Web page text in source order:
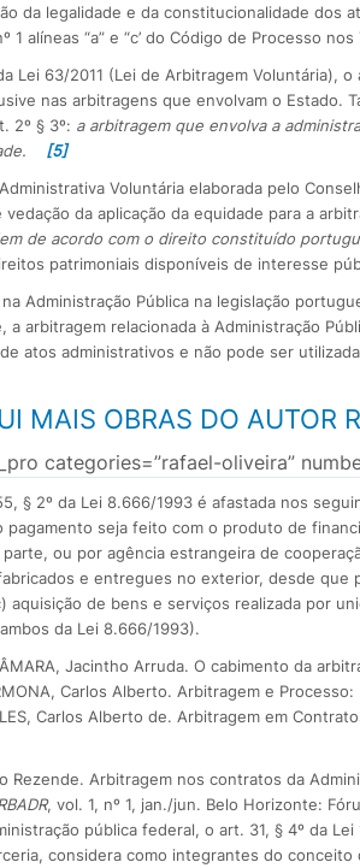
da legalidade e da constitucionalidade dos
alíneas “a” e “c’ do Código de Processo
Lei 63/2011 (Lei de Arbitragem Voluntária),
nas arbitragens que envolvam o Estado.
2º § 3º: a arbitragem que envolva a
[5]
Voluntária elaborada pelo
da aplicação da equidade para a
de acordo com o direito constituído
patrimoniais disponíveis de interesse
Administração Pública na legislação
a arbitragem relacionada à Administração
atos administrativos e não pode ser
MAIS OBRAS DO AUTOR
categories=”rafael-oliveira”
§ 2º da Lei 8.666/1993 é afastada nos
pagamento seja feito com o produto de
ou por agência estrangeira de
e entregues no exterior, desde que
aquisição de bens e serviços realizada por
da Lei 8.666/1993).
Jacintho Arruda. O cabimento da
Carlos Alberto. Arbitragem e
Carlos Alberto de. Arbitragem em
Rezende. Arbitragem nos contratos da
, vol. 1, nº 1, jan./jun. Belo Horizonte:
pública federal, o art. 31, § 4º da
considera como integrantes do conceito